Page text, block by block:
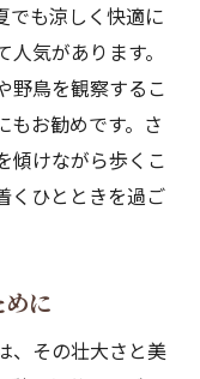
でも涼しく快適に
気があります。
野鳥を観察するこ
もお勧めです。さ
傾けながら歩くこ
くひとときを過ご
に
、その壮大さと美